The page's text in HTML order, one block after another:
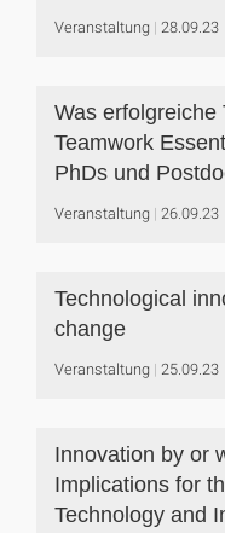
Veranstaltung 28.09.23
Was erfolgreiche
Teamwork
PhDs und
Veranstaltung 26.09.23
Technological
change
Veranstaltung 25.09.23
Innovation by or
Implications for
Technology and